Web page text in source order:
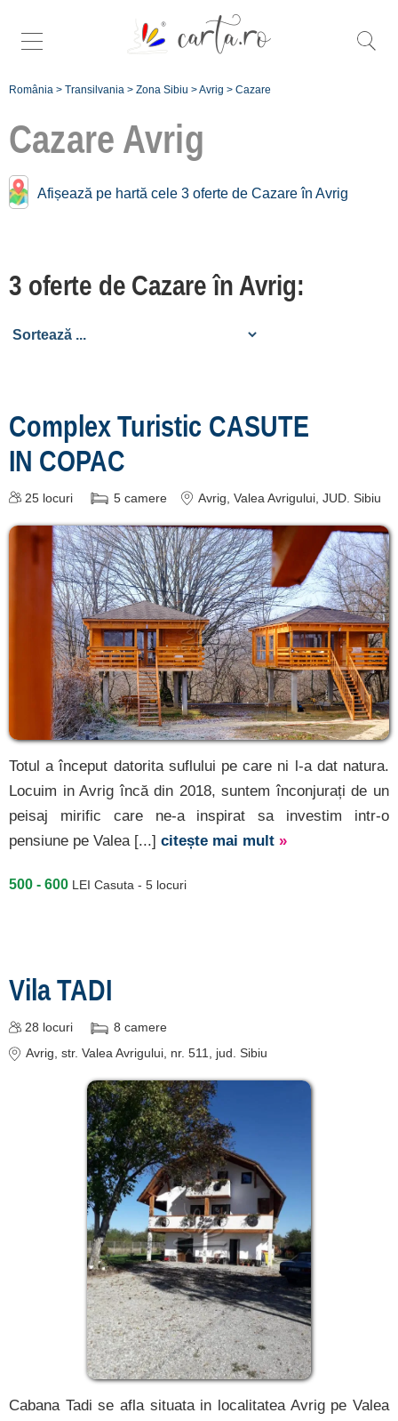
România > Transilvania > Zona Sibiu >Avrig > Cazare
Cazare Avrig
Afișează pe hartă cele 3 oferte de Cazare în Avrig
3 oferte de Cazare în Avrig:
Complex Turistic CASUTE
IN COPAC
25 locuri 5 camere Avrig , Valea Avrigului, JUD. Sibiu
Totul a început datorita suflului pe care ni l-a dat natura.
Locuim in Avrig încă din 2018, suntem înconjurați de un
peisaj mirific care ne-a inspirat sa investim intr-o
pensiune pe Valea [...] citește mai mult »
500 - 600 LEI Casuta - 5 locuri
Vila TADI
28 locuri 8 camere
Avrig, str. Valea Avrigului, nr. 511, jud. Sibiu
Cabana Tadi se afla situata in localitatea Avrig pe Valea
Cazare în apropiere de
Avrig:
[3 oferte la 3.4 km]
[18 oferte la 25.4 km]
Slimnic
[1 oferte la 33.6 km]
[1 oferte la 35.9 km]
Păltiniș
[5 oferte la 39.2 km]
Apoldu de Sus
[1 oferte la 50.7 km]
Mediaș
[1 oferte la 53 km]
Înscrie o unitate de
cazare
termeni și condiții
login